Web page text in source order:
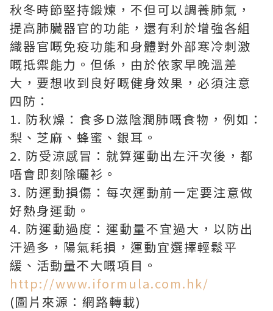
秋冬時節堅持鍛煉，不但可以調養肺氣，
提高肺臟器官的功能，還有利於增強各組
織器官嘅免疫功能和身體對外部寒冷刺激
嘅抵禦能力。但係，由於依家早晚溫差
大，要想收到良好嘅健身效果，必須注意
四防：
1. 防秋燥：食多D滋陰潤肺嘅食物，例如：
梨、芝麻、蜂蜜、銀耳。
2. 防受涼感冒：就算運動出左汗次後，都
唔會即刻除曬衫。
3. 防運動損傷：每次運動前一定要注意做
好熱身運動。
4. 防運動過度：運動量不宜過大，以防出
汗過多，陽氣耗損，運動宜選擇輕鬆平
緩、活動量不大嘅項目。
http://www.iformula.com.hk/
(圖片來源：網路轉載)